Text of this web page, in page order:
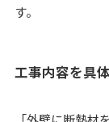
す。
工事内容を具